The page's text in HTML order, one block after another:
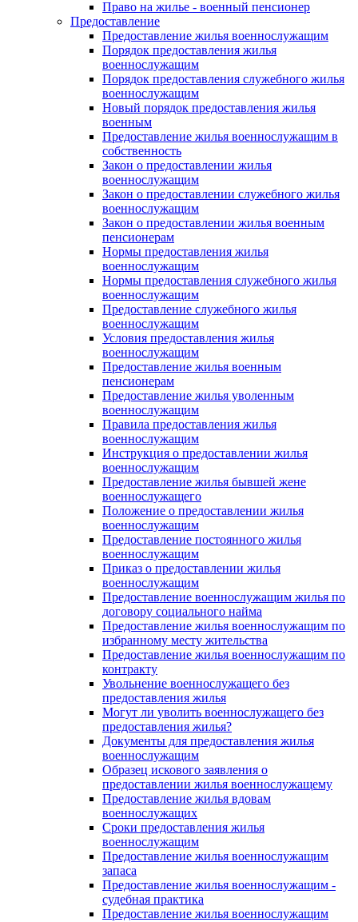
Право на жилье - военный пенсионер
Предоставление
Предоставление жилья военнослужащим
Порядок предоставления жилья
военнослужащим
Порядок предоставления служебного жилья
военнослужащим
Новый порядок предоставления жилья
военным
Предоставление жилья военнослужащим в
собственность
Закон о предоставлении жилья
военнослужащим
Закон о предоставлении служебного жилья
военнослужащим
Закон о предоставлении жилья военным
пенсионерам
Нормы предоставления жилья
военнослужащим
Нормы предоставления служебного жилья
военнослужащим
Предоставление служебного жилья
военнослужащим
Условия предоставления жилья
военнослужащим
Предоставление жилья военным
пенсионерам
Предоставление жилья уволенным
военнослужащим
Правила предоставления жилья
военнослужащим
Инструкция о предоставлении жилья
военнослужащим
Предоставление жилья бывшей жене
военнослужащего
Положение о предоставлении жилья
военнослужащим
Предоставление постоянного жилья
военнослужащим
Приказ о предоставлении жилья
военнослужащим
Предоставление военнослужащим жилья по
договору социального найма
Предоставление жилья военнослужащим по
избранному месту жительства
Предоставление жилья военнослужащим по
контракту
Увольнение военнослужащего без
предоставления жилья
Могут ли уволить военнослужащего без
предоставления жилья?
Документы для предоставления жилья
военнослужащим
Образец искового заявления о
предоставлении жилья военнослужащему
Предоставление жилья вдовам
военнослужащих
Сроки предоставления жилья
военнослужащим
Предоставление жилья военнослужащим
запаса
Предоставление жилья военнослужащим -
судебная практика
Предоставление жилья военнослужащим